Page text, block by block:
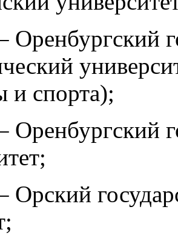
Оренбургский
и спорта);
Оренбургский
Орский